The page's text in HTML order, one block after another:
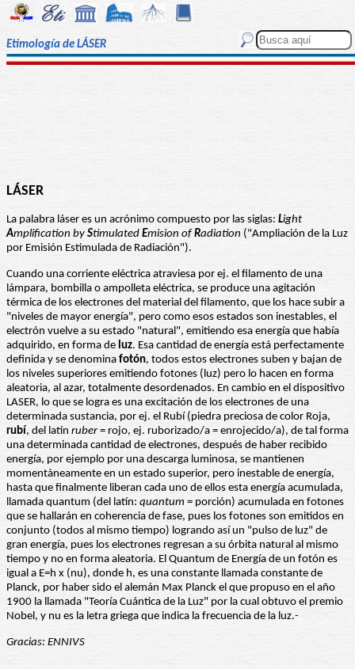
Etimología de LÁSER
LÁSER
La palabra láser es un acrónimo compuesto por las siglas: Light
Amplification by Stimulated Emision of Radiation ("Ampliación de la Luz
por Emisión Estimulada de Radiación").
Cuando una corriente eléctrica atraviesa por ej. el filamento de una
lámpara, bombilla o ampolleta eléctrica, se produce una agitación
térmica de los electrones del material del filamento, que los hace subir a
"niveles de mayor energía", pero como esos estados son inestables, el
electrón vuelve a su estado "natural", emitiendo esa energía que había
adquirido, en forma de luz. Esa cantidad de energía está perfectamente
definida y se denomina fotón, todos estos electrones suben y bajan de
los niveles superiores emitiendo fotones (luz) pero lo hacen en forma
aleatoria, al azar, totalmente desordenados. En cambio en el dispositivo
LASER, lo que se logra es una excitación de los electrones de una
determinada sustancia, por ej. el Rubí (piedra preciosa de color Roja,
rubí, del latín ruber= rojo, ej. ruborizado/a = enrojecido/a), de tal forma
una determinada cantidad de electrones, después de haber recibido
energía, por ejemplo por una descarga luminosa, se mantienen
momentàneamente en un estado superior, pero inestable de energía,
hasta que finalmente liberan cada uno de ellos esta energía acumulada,
llamada quantum (del latín: quantum = porción) acumulada en fotones
que se hallarán en coherencia de fase, pues los fotones son emitidos en
conjunto (todos al mismo tiempo) logrando así un "pulso de luz" de
gran energía, pues los electrones regresan a su órbita natural al mismo
tiempo y no en forma aleatoria. El Quantum de Energía de un fotón es
igual a E=h x (nu), donde h, es una constante llamada constante de
Planck, por haber sido el alemán Max Planck el que propuso en el año
1900 la llamada "Teoría Cuántica de la Luz" por la cual obtuvo el premio
Nobel, y nu es la letra griega que indica la frecuencia de la luz.-
Gracias: ENNIVS